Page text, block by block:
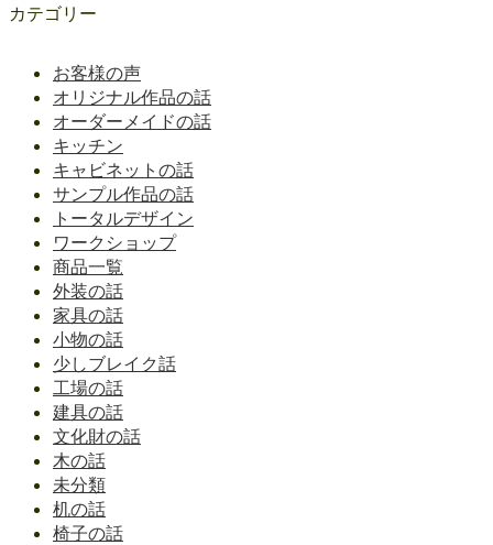
カテゴリー
お客様の声
オリジナル作品の話
オーダーメイドの話
キッチン
キャビネットの話
サンプル作品の話
トータルデザイン
ワークショップ
商品一覧
外装の話
家具の話
小物の話
少しブレイク話
工場の話
建具の話
文化財の話
木の話
未分類
机の話
椅子の話